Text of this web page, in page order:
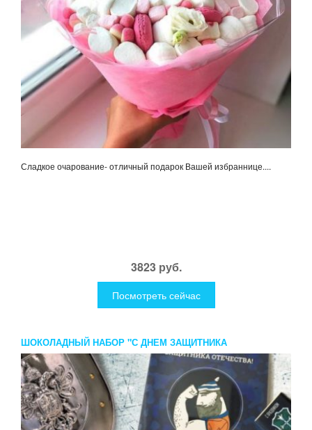
Сладкое очарование- отличный подарок Вашей избраннице....
3823 руб.
Посмотреть сейчас
ШОКОЛАДНЫЙ НАБОР "С ДНЕМ ЗАЩИТНИКА
ОТЕЧЕСТВА!"